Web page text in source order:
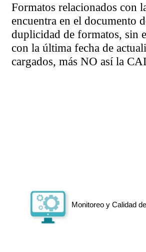
Formatos relacionados con
encuentra en el documento
duplicidad de formatos, sin
con la última fecha de
cargados, más NO así la
Monitoreo y Calidad